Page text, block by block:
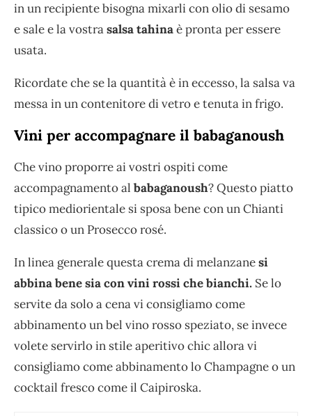
in un recipiente bisogna mixarli con olio di sesamo
e sale e la vostrasalsa tahinaè pronta per essere
usata.
Ricordate che se la quantità è in eccesso, la salsa va
messa in un contenitore di vetro e tenuta in frigo.
Vini per accompagnare il babaganoush
Che vino proporre ai vostri ospiti come
accompagnamento al babaganoush? Questo piatto
tipico mediorientale si sposa bene con un Chianti
classico o un Prosecco rosé.
In linea generale questa crema di melanzanesi
abbina bene sia con vini rossi che bianchi. Se lo
servite da solo a cena vi consigliamo come
abbinamento un bel vino rosso speziato, se invece
volete servirlo in stile aperitivo chic allora vi
consigliamo come abbinamento lo Champagne o un
cocktail fresco come il Caipiroska.